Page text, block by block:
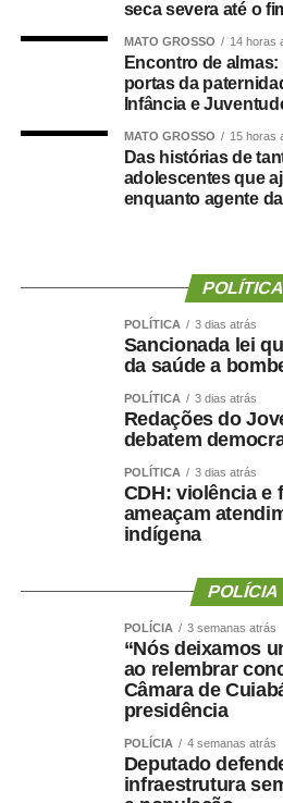
levada à convenção partidária.
“Foi uma escolha política
formalizada dentro do processo
a realização da convenção.”
A partir da definição, afirmou o
foram mobilizadas e uma
começou a ser organizada.
na seriedade de uma decisão
governar Mato Grosso.”
A manifestação ocorre apenas
Durante a convenção do Novo,
chegou a descartar a
“Martelo batido, prego batido e
Na mesma oportunidade, Maluf
Novo, PL e MDB e afirmou que
a um consenso para caminhar
A escolha de Farina representa
hora na chapa de Wellington,
negociações envolvendo a vaga
indicado, Maluf havia desistido
própria ao Governo pelo Novo
seca severa até o
MATO GROSSO 14 horas
Encontro de
portas da
Infância e
MATO GROSSO 15 horas
Das histórias de
adolescentes que
enquanto agente
POLÍTICA
POLÍTICA 3 dias atrás
Sancionada lei
da saúde a
POLÍTICA 3 dias atrás
Redações do
debatem
POLÍTICA 3 dias atrás
CDH: violência e
ameaçam
indígena
POLÍCIA
POLÍCIA 3 semanas atrás
“Nós deixamos
ao relembrar
Câmara de
presidência
POLÍCIA 4 semanas atrás
Deputado
infraestrutura